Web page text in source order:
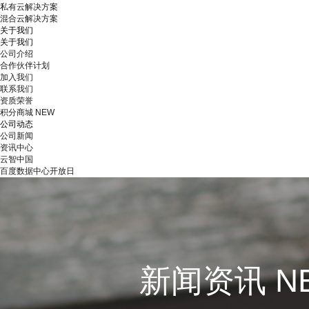
私有云解决方案
混合云解决方案
关于我们
关于我们
公司介绍
合作伙伴计划
加入我们
联系我们
资质荣誉
积分商城 NEW
公司动态
公司新闻
资讯中心
云智中国
百度数据中心开放日
新闻资讯